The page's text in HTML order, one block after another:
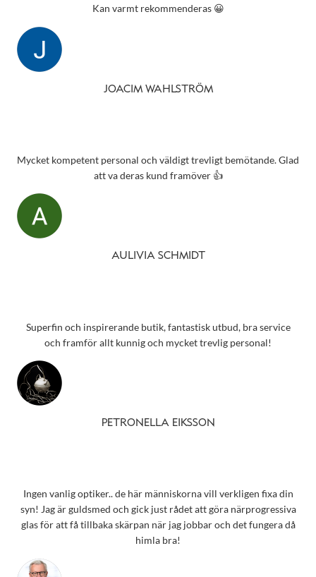
Kan varmt rekommenderas 😀
JOACIM WAHLSTRÖM
Mycket kompetent personal och väldigt trevligt bemötande. Glad
att va deras kund framöver 👍
AULIVIA SCHMIDT
Superfin och inspirerande butik, fantastisk utbud, bra service
och framför allt kunnig och mycket trevlig personal!
PETRONELLA EIKSSON
Ingen vanlig optiker.. de här människorna vill verkligen fixa din
syn! Jag är guldsmed och gick just rådet att göra närprogressiva
glas för att få tillbaka skärpan när jag jobbar och det fungera då
himla bra!